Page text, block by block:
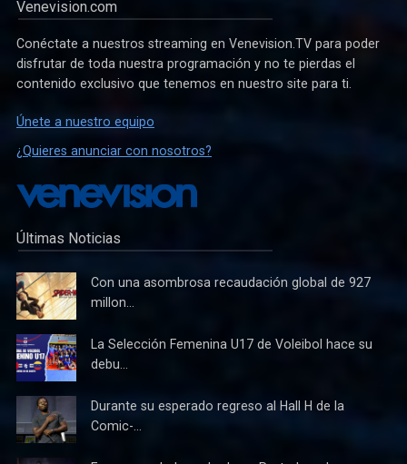
Venevision.com
Conéctate a nuestros streaming en Venevision.TV para poder
disfrutar de toda nuestra programación y no te pierdas el
contenido exclusivo que tenemos en nuestro site para ti.
Únete a nuestro equipo
¿Quieres anunciar con nosotros?
Últimas Noticias
Con una asombrosa recaudación global de 927
millon...
La Selección Femenina U17 de Voleibol hace su
debu...
Durante su esperado regreso al Hall H de la
Comic-...